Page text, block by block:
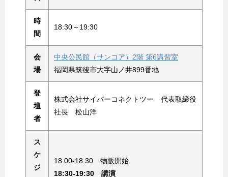
時
間
18:30～19:30
会
場
中央公民館（サンコア）2階 第6講習室
福岡県筑後市大字山ノ井899番地
登
壇
者
株式会社サイバーコネクトツー 代表取締役
社長 松山洋
ス
ケ
ジ
18:00-18:30 物販開始
18:30-19:30 講演